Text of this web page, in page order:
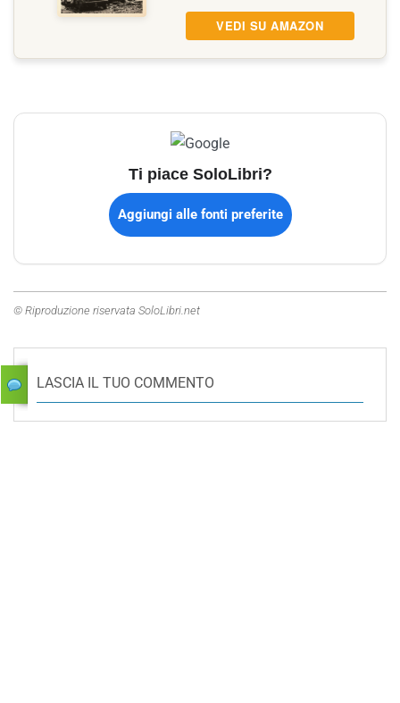
VEDI SU AMAZON
Ti piace SoloLibri?
Aggiungi alle fonti preferite
© Riproduzione riservata SoloLibri.net
LASCIA IL TUO COMMENTO